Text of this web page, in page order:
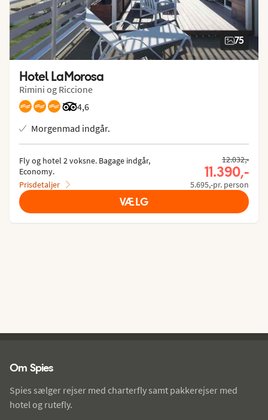
75
Hotel LaMorosa
Rimini og Riccione
4,6
Bedømmelse fra Tripadvisor: 4.6 of 5
Morgenmad indgår.
Fly og hotel 2 voksne. Bagage indgår,
Economy.
Prisdetaljer
Tidligere
12.032,-
11.390,-
5.695,-pr. person
VÆLG
Om Spies
Spies sælger rejser med charterfly samt pakkerejser med
hotel og rutefly.